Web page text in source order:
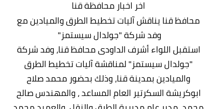
اخر اخبار محافظة قنا
محافظ قنا يناقش آليات تخطيط الطرق والميادين مع
وفد شركة "جولدال سيستمز"
استقبل اللواء أشرف الداودى محافظ قنا، وفد شركة
"جولدال سيستمز" لمناقشة آليات تخطيط الطرق
والميادين بمدينة قنا، وذلك بحضور محمد صلاح
ابوكريشة السكرتير العام المساعد ، والمهندس صالح